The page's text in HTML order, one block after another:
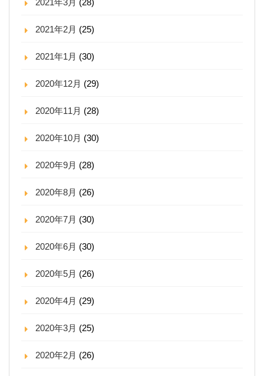
2021年3月 (28)
2021年2月 (25)
2021年1月 (30)
2020年12月 (29)
2020年11月 (28)
2020年10月 (30)
2020年9月 (28)
2020年8月 (26)
2020年7月 (30)
2020年6月 (30)
2020年5月 (26)
2020年4月 (29)
2020年3月 (25)
2020年2月 (26)